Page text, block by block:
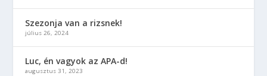
Szezonja van a rizsnek!
július 26, 2024
Luc, én vagyok az APA-d!
augusztus 31, 2023